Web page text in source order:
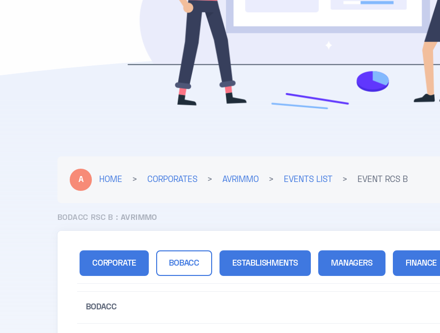
A HOME > CORPORATES > AVRIMMO > EVENTS LIST > EVENT RCS B
BODACC RSC B : AVRIMMO
CORPORATE BOBACC ESTABLISHMENTS MANAGERS FINANCE
BODACC